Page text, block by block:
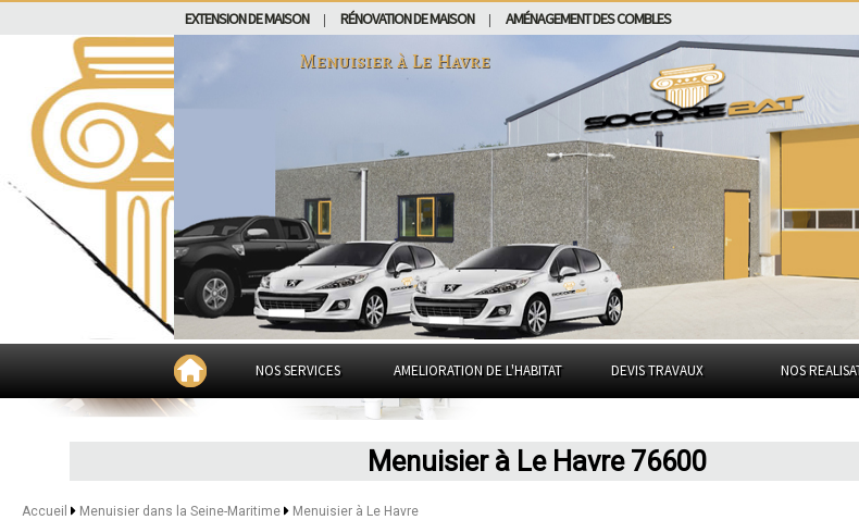
EXTENSION DE MAISON RÉNOVATION DE MAISON AMÉNAGEMENT DES COMBLES
Menuisier àLe Havre
NOS SERVICES AMELIORATION DE L'HABITAT DEVIS TRAVAUX NOS
Menuisier à Le Havre 76600
Accueil Menuisier dans la Seine-Maritime Menuisier à Le Havre